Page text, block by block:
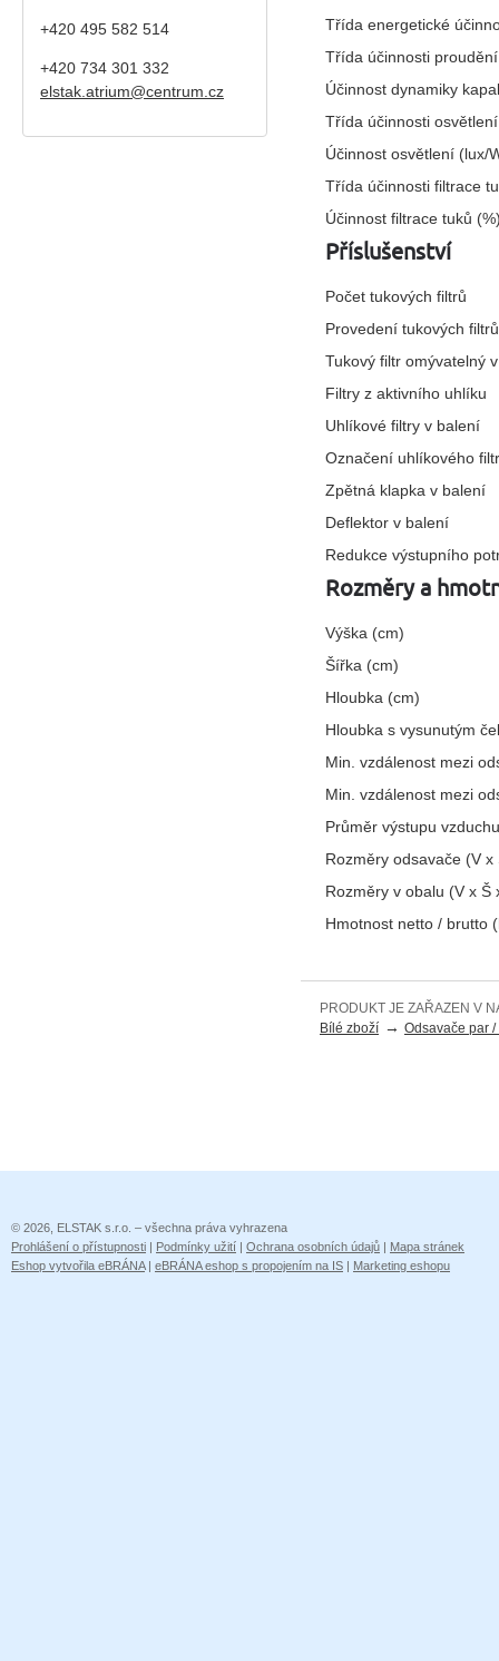
Třída energetické
Třída účinnosti
Účinnost dynamiky
Třída účinnosti osvětlení
Účinnost osvětlení (lux/
Třída účinnosti filtrace
Účinnost filtrace tuků
Příslušenství
Počet tukových filtrů
Provedení tukových filtrů
Tukový filtr omývatelný
Filtry z aktivního uhlíku
Uhlíkové filtry v balení
Označení uhlíkového
Zpětná klapka v balení
Deflektor v balení
Redukce výstupního
Rozměry a
Výška (cm)
Šířka (cm)
Hloubka (cm)
Hloubka s vysunutým
Min. vzdálenost mezi
Min. vzdálenost mezi
Průměr výstupu
Rozměry odsavače (V x
Rozměry v obalu (V x Š
Hmotnost netto / brutto
PRODUKT JE ZAŘAZEN V
Bílé zboží → Odsavače par
+420 495 582 514
+420 734 301 332
elstak.atrium@centrum.cz
© 2026, ELSTAK s.r.o. – všechna práva vyhrazena
Prohlášení o přístupnosti | Podmínky užití | Ochrana osobních údajů | Mapa stránek
Eshop vytvořila eBRÁNA| eBRÁNA eshop s propojením na IS | Marketing eshopu